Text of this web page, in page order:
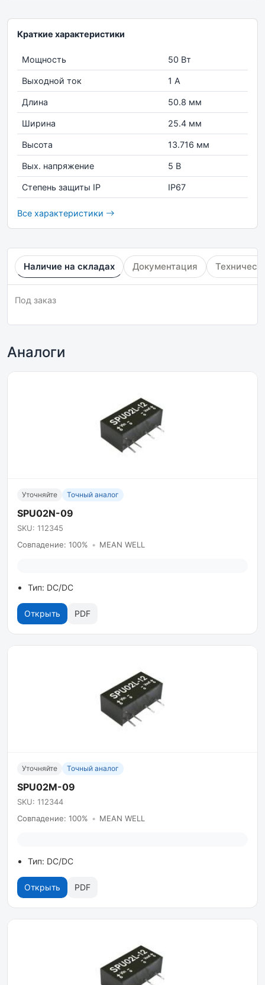
Краткие характеристики
Мощность 50 Вт
Выходной ток 1 А
Длина 50.8 мм
Ширина 25.4 мм
Высота 13.716 мм
Вых. напряжение 5 В
Степень защиты IP IP67
Все характеристики
Наличие на складах Документация
Под заказ
Аналоги
Уточняйте Точный аналог
SPU02N-09
SKU: 112345
Совпадение: 100% • MEAN WELL
Тип: DC/DC
Открыть PDF
Уточняйте Точный аналог
SPU02M-09
SKU: 112344
Совпадение: 100% • MEAN WELL
Тип: DC/DC
Открыть PDF